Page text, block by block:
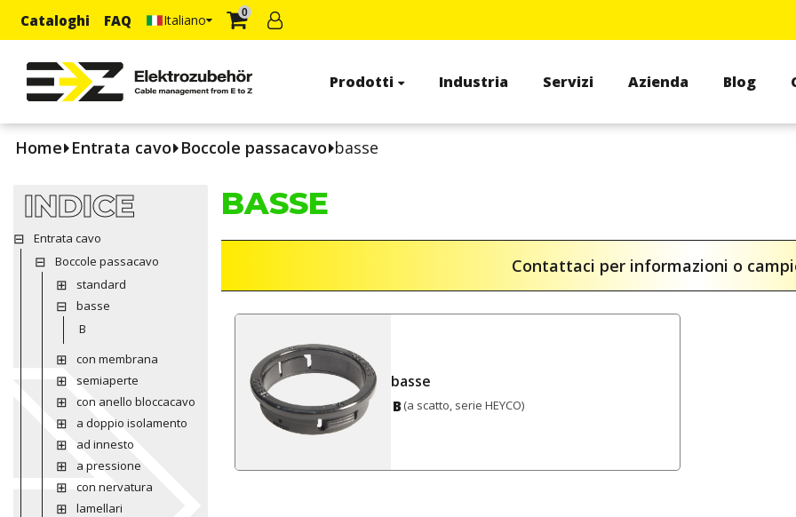
Cataloghi FAQ Italiano 0
Prodotti Industria Servizi Azienda Blog
Home Entrata cavo Boccole passacavo basse
INDICE
Entrata cavo
Boccole passacavo
standard
basse
B
con membrana
semiaperte
con anello bloccacavo
a doppio isolamento
ad innesto
a pressione
con nervatura
lamellari
BASSE
Contattaci per informazioni o
basse
B (a scatto, serie HEYCO)